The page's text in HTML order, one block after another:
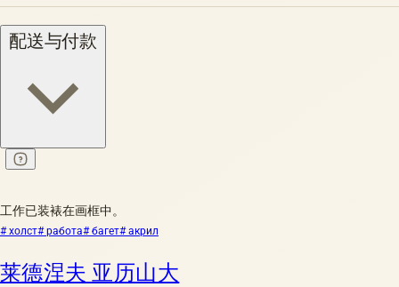
配送与付款
工作已装裱在画框中。
# холст# работа# багет# акрил
莱德涅夫 亚历山大